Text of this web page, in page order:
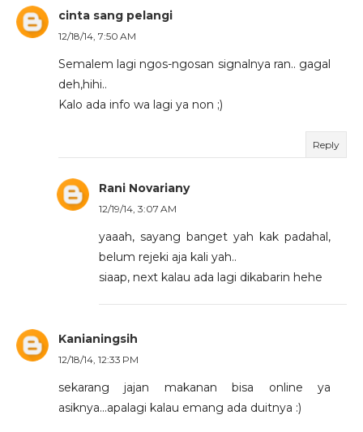
cinta sang pelangi
12/18/14, 7:50 AM
Semalem lagi ngos-ngosan signalnya ran.. gagal
deh,hihi..
Kalo ada info wa lagi ya non ;)
Reply
Rani Novariany
12/19/14, 3:07 AM
yaaah, sayang banget yah kak padahal,
belum rejeki aja kali yah..
siaap, next kalau ada lagi dikabarin hehe
Kanianingsih
12/18/14, 12:33 PM
sekarang jajan makanan bisa online ya
asiknya...apalagi kalau emang ada duitnya :)